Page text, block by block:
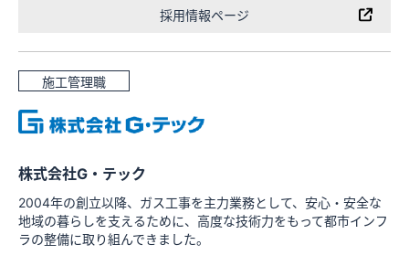
採用情報ページ
施工管理職
株式会社G・テック
2004年の創立以降、ガス工事を主力業務として、安心・安全な
地域の暮らしを支えるために、高度な技術力をもって都市インフ
ラの整備に取り組んできました。